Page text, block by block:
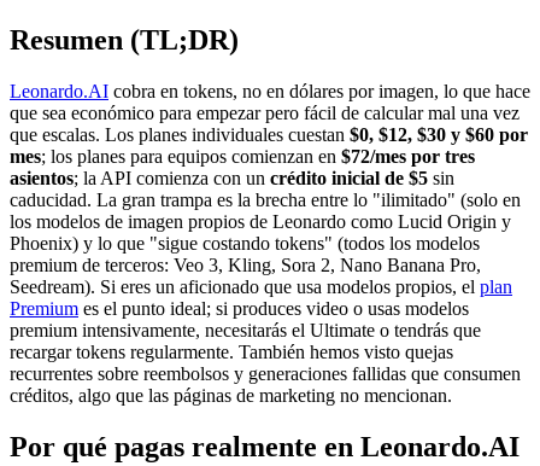
Resumen (TL;DR)
Leonardo.AI cobra en tokens, no en dólares por imagen, lo que hace
que sea económico para empezar pero fácil de calcular mal una vez
que escalas. Los planes individuales cuestan $0, $12, $30 y $60 por
mes; los planes para equipos comienzan en $72/mes por tres
asientos; la API comienza con un crédito inicial de $5 sin
caducidad. La gran trampa es la brecha entre lo "ilimitado" (solo en
los modelos de imagen propios de Leonardo como Lucid Origin y
Phoenix) y lo que "sigue costando tokens" (todos los modelos
premium de terceros: Veo 3, Kling, Sora 2, Nano Banana Pro,
Seedream). Si eres un aficionado que usa modelos propios, el plan
Premium es el punto ideal; si produces video o usas modelos
premium intensivamente, necesitarás el Ultimate o tendrás que
recargar tokens regularmente. También hemos visto quejas
recurrentes sobre reembolsos y generaciones fallidas que consumen
créditos, algo que las páginas de marketing no mencionan.
Por qué pagas realmente en Leonardo.AI